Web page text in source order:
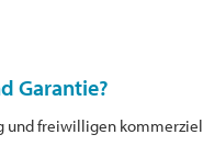
Garantie?
und freiwilligen